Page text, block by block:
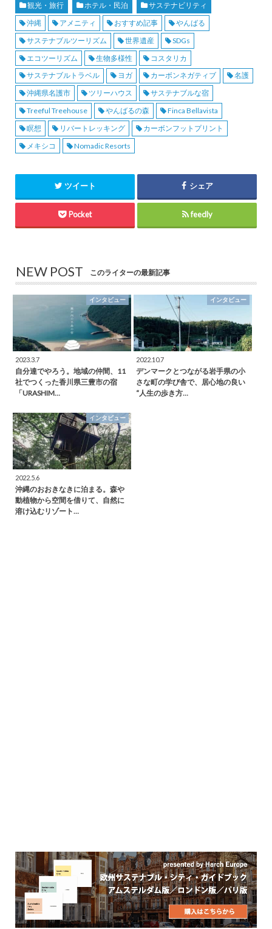
観光・旅行
ホテル・民泊
サステナビリティ
沖縄
アメニティ おすすめ記事
やんばる
サステナブルツーリズム
世界遺産
SDGs
エコツーリズム
生物多様性
コスタリカ
サステナブルトラベル
ヨガ カーボンネガティブ
名護
沖縄県名護市
ツリーハウス
サステナブルな宿
Treeful Treehouse
やんばるの森
Finca Bellavista
瞑想
リバートレッキング
カーボンフットプリント
メキシコ
Nomadic Resorts
ツイート シェア
Pocket feedly
NEW POST このライターの最新記事
インタビュー
2023.3.7
自分達でやろう。地域の仲間、11
社でつくった香川県三豊市の宿
「URASHIM…
インタビュー
2022.10.7
デンマークとつながる岩手県の小
さな町の学び舎で、居心地の良い
“人生の歩き方…
インタビュー
2022.5.6
沖縄のおおきなきに泊まる。森や
動植物から空間を借りて、自然に
溶け込むリゾート…